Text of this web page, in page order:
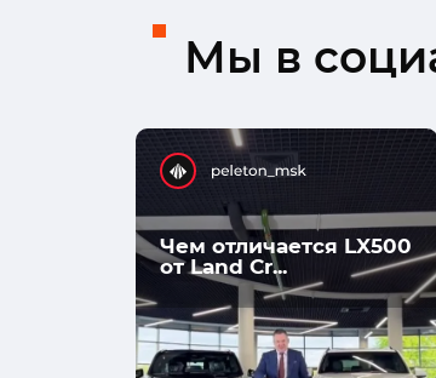
Мы в
Чем отличается LX500
от Land Cr...